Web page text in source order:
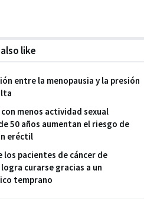
like
entre la menopausia y la presión
menos actividad sexual
50 años aumentan el riesgo de
eréctil
los pacientes de cáncer de
curarse gracias a un
temprano